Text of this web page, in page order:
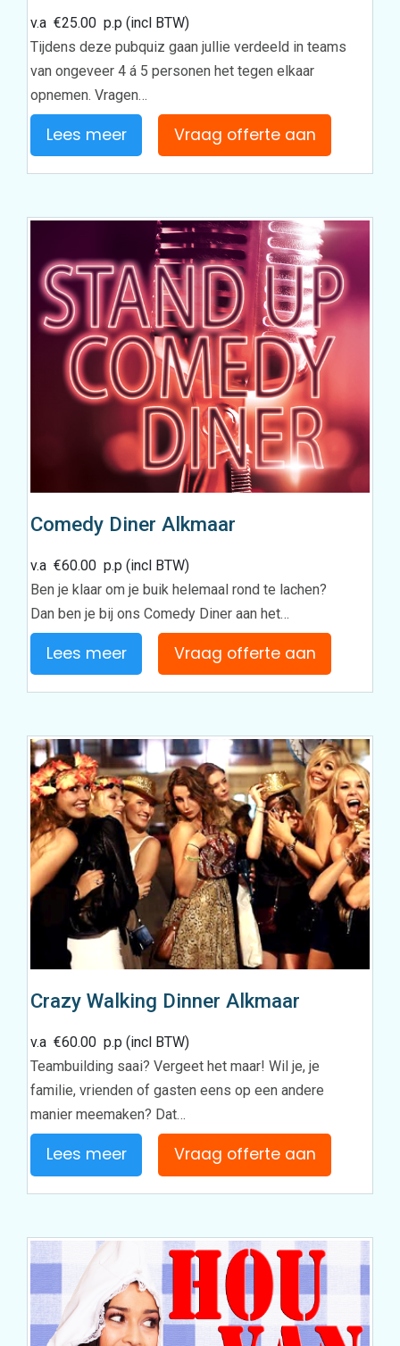
v.a€25.00 p.p (incl BTW)
Tijdens deze pubquiz gaan jullie verdeeld in teams
van ongeveer 4 á 5 personen het tegen elkaar
opnemen. Vragen…
Lees meer Vraag offerte aan
Comedy Diner Alkmaar
v.a€60.00 p.p (incl BTW)
Ben je klaar om je buik helemaal rond te lachen?
Dan ben je bij ons Comedy Diner aan het…
Lees meer Vraag offerte aan
Crazy Walking Dinner Alkmaar
v.a€60.00 p.p (incl BTW)
Teambuilding saai? Vergeet het maar! Wil je, je
familie, vrienden of gasten eens op een andere
manier meemaken? Dat…
Lees meer Vraag offerte aan